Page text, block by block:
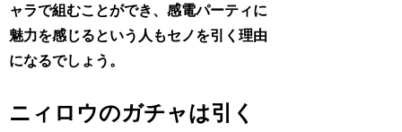
ャラで組むことができ、感電パーティに
魅力を感じるという人もセノを引く理由
になるでしょう。
ニィロウのガチャは引く